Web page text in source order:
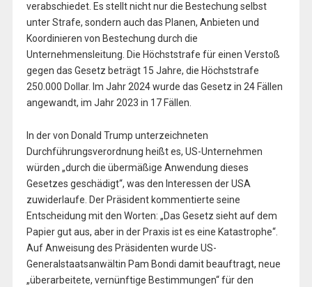
verabschiedet. Es stellt nicht nur die Bestechung selbst
unter Strafe, sondern auch das Planen, Anbieten und
Koordinieren von Bestechung durch die
Unternehmensleitung. Die Höchststrafe für einen Verstoß
gegen das Gesetz beträgt 15 Jahre, die Höchststrafe
250.000 Dollar. Im Jahr 2024 wurde das Gesetz in 24 Fällen
angewandt, im Jahr 2023 in 17 Fällen.
In der von Donald Trump unterzeichneten
Durchführungsverordnung heißt es, US-Unternehmen
würden „durch die übermäßige Anwendung dieses
Gesetzes geschädigt“, was den Interessen der USA
zuwiderlaufe. Der Präsident kommentierte seine
Entscheidung mit den Worten: „Das Gesetz sieht auf dem
Papier gut aus, aber in der Praxis ist es eine Katastrophe“.
Auf Anweisung des Präsidenten wurde US-
Generalstaatsanwältin Pam Bondi damit beauftragt, neue
„überarbeitete, vernünftige Bestimmungen“ für den